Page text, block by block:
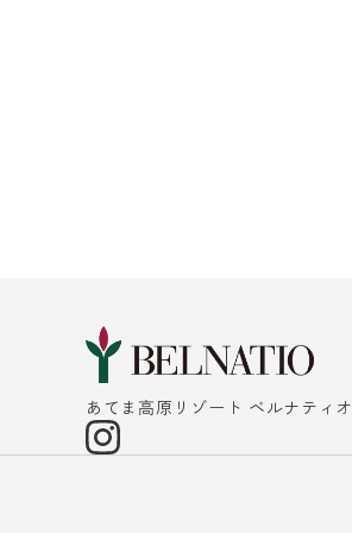
あてま高原リゾート ベルナティオ